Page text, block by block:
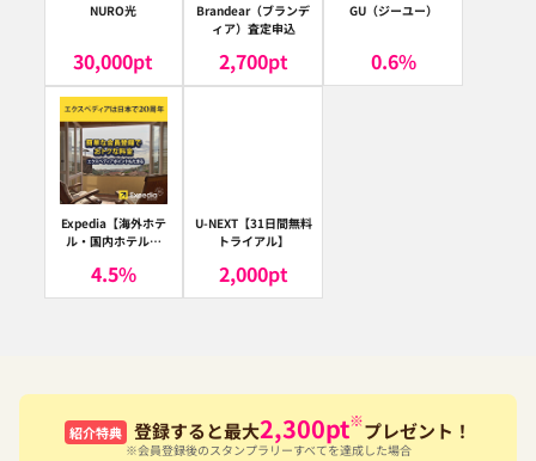
NURO光
30,000pt
Brandear（ブランデ
ィア）査定申込
2,700pt
GU（ジーユー）
0.6%
Expedia【海外ホテ
ル・国内ホテル予
ア）
4.5%
U-NEXT【31日間無料
トライアル】
2,000pt
紹介特典 登録すると最大2,300pt※プレゼント！
※会員登録後のスタンプラリーすべてを達成した場合